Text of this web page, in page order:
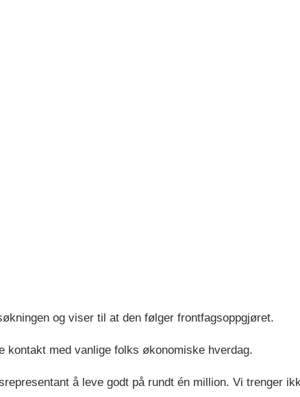
og viser til at den følger frontfagsoppgjøret.
kontakt med vanlige folks økonomiske hverdag.
å leve godt på rundt én million. Vi trenger